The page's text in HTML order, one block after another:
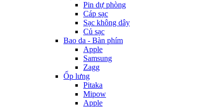
Pin dự phòng
Cáp sạc
Sạc không dây
Củ sạc
Bao da - Bàn phím
Apple
Samsung
Zagg
Ốp lưng
Pitaka
Mipow
Apple